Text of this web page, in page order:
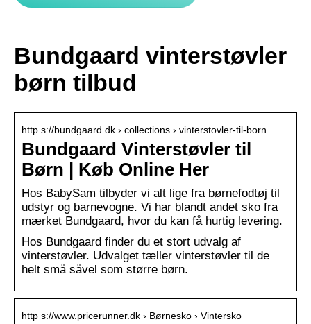
Bundgaard vinterstøvler
børn tilbud
http s://bundgaard.dk › collections › vinterstovler-til-born
Bundgaard Vinterstøvler til
Børn | Køb Online Her
Hos BabySam tilbyder vi alt lige fra børnefodtøj til
udstyr og barnevogne. Vi har blandt andet sko fra
mærket Bundgaard, hvor du kan få hurtig levering.
Hos Bundgaard finder du et stort udvalg af
vinterstøvler. Udvalget tæller vinterstøvler til de
helt små såvel som større børn.
http s://www.pricerunner.dk › Børnesko › Vintersko